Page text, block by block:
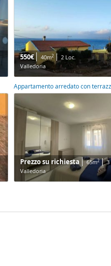
550€ 40m2
2 Loc.
Valledoria
Appartamento arredato con
Prezzo su richiesta 65m2
3
Valledoria